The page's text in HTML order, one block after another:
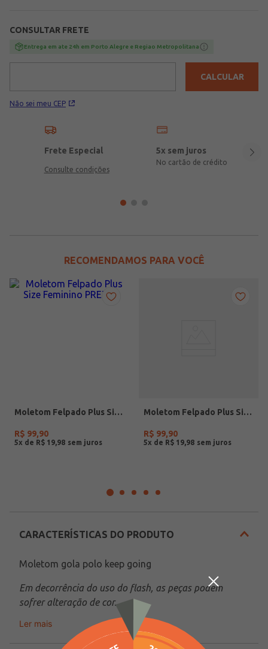
CONSULTAR FRETE
Entrega em ate 24h em Porto Alegre e Regiao Metropolitana
Não sei meu CEP
CALCULAR
Frete Especial
Consulte condições
5x sem juros
No cartão de crédito
RECOMENDAMOS PARA VOCÊ
Moletom Felpado Plus Size Feminino PRETO
R$ 99,90
5x de R$ 19 98
Moletom Felpado Plus Size Feminino AREIA
R$ 99,90
5x de R$ 19 98
CARACTERÍSTICAS DO PRODUTO
Moletom gola polo keep going
Em decorrência do uso do flash, as peças podem
sofrer alteração de cor.
Veja outras opções de
Blusões e Suéteres Femininos:
Ler mais